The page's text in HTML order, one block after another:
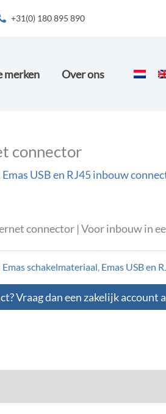
+31(0) 180 895 890
merken Over ons
connector
Emas USB en RJ45 inbouw
connector | Voor inbouw in
Emas schakelmateriaal, Emas USB en
Vraag dan een zakelijk account